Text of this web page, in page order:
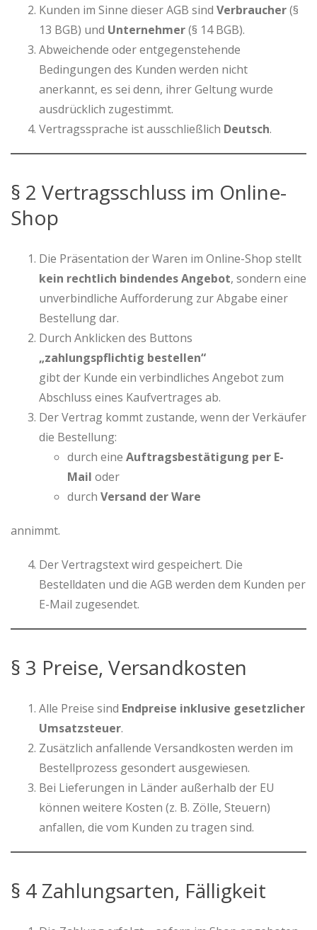
Kunden im Sinne dieser AGB sind Verbraucher(§
13 BGB) und Unternehmer(§ 14 BGB).
Abweichende oder entgegenstehende
Bedingungen des Kunden werden nicht
anerkannt, es sei denn, ihrer Geltung wurde
ausdrücklich zugestimmt.
Vertragssprache ist ausschließlich Deutsch.
§ 2 Vertragsschluss im Online-
Shop
Die Präsentation der Waren im Online-Shop stellt
kein rechtlich bindendes Angebot, sondern eine
unverbindliche Aufforderung zur Abgabe einer
Bestellung dar.
Durch Anklicken des Buttons
„zahlungspflichtig bestellen“
gibt der Kunde ein verbindliches Angebot zum
Abschluss eines Kaufvertrages ab.
Der Vertrag kommt zustande, wenn der Verkäufer
die Bestellung:
durch eine Auftragsbestätigung per E-
Mail oder
durch Versand der Ware
annimmt.
Der Vertragstext wird gespeichert. Die
Bestelldaten und die AGB werden dem Kunden per
E-Mail zugesendet.
§ 3 Preise, Versandkosten
Alle Preise sind Endpreise inklusive gesetzlicher
Umsatzsteuer.
Zusätzlich anfallende Versandkosten werden im
Bestellprozess gesondert ausgewiesen.
Bei Lieferungen in Länder außerhalb der EU
können weitere Kosten (z. B. Zölle, Steuern)
anfallen, die vom Kunden zu tragen sind.
§ 4 Zahlungsarten, Fälligkeit